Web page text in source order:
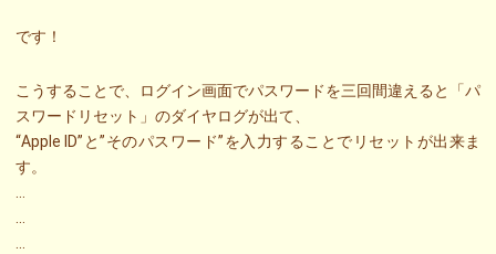
です！
こうすることで、ログイン画面でパスワードを三回間違えると「パ
スワードリセット」のダイヤログが出て、
“Apple ID”と”そのパスワード”を入力することでリセットが出来ま
す。
…
…
…